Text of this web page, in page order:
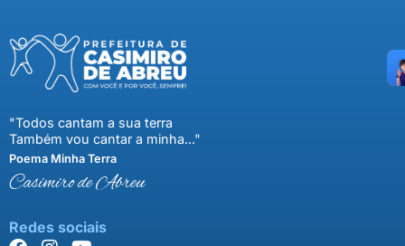
"Todos cantam a sua terra
Também vou cantar a minha..."
Poema Minha Terra
Casimiro de Abreu
Redes sociais